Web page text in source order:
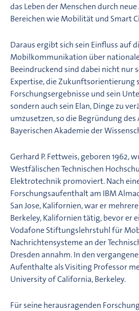
das Leben der Menschen durch
Bereichen wie Mobilität und Smart
Daraus ergibt sich sein Einfluss auf
Mobilkommunikation über
Beeindruckend sind dabei nicht nur
Expertise, die Zukunftsorientierung
Forschungsergebnisse und sein
sondern auch sein Elan, Dinge zu
umzusetzen, so die Begründung
Bayerischen Akademie der
Gerhard P. Fettweis, geboren 1962,
Westfälischen Technischen
Elektrotechnik promoviert. Nach
Forschungsaufenthalt am IBM
San Jose, Kalifornien, war er mehrere
Berkeley, Kalifornien tätig, bevor er
Vodafone Stiftungslehrstuhl für
Nachrichtensysteme an der
Dresden annahm. In den
Aufenthalte als Visiting Professor
University of California, Berkeley.
Für seine herausragenden